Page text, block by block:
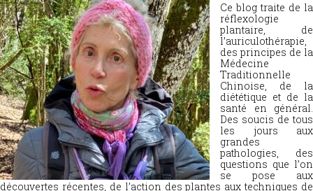
Ce blog traite de la
réflexologie
plantaire, de
l’auriculothérapie,
des principes de la
Médecine
Traditionnelle
Chinoise, de la
diététique et de la
santé en général.
Des soucis de tous
les jours aux
grandes
pathologies, des
questions que l’on
se pose aux
découvertes récentes, de l’action des plantes aux techniques de